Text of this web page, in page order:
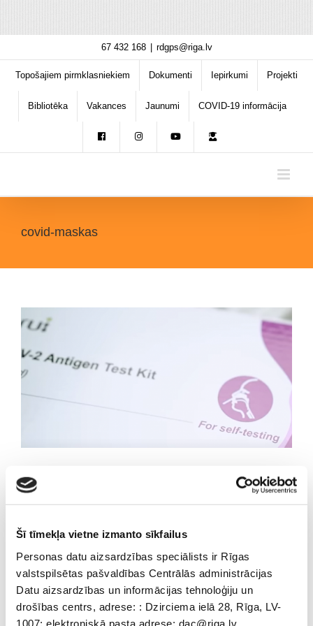
Šī tīmekļa vietne izmanto sīkfailus
Personas datu aizsardzības speciālists ir Rīgas
valstspilsētas pašvaldības Centrālās administrācijas
Datu aizsardzības un informācijas tehnoloģiju un
drošības centrs, adrese: : Dzirciema ielā 28, Rīga, LV-
1007; elektroniskā pasta adrese: dac@riga.lv
content
67 432 168 rdgps@riga.lv
Topošajiem pirmklasniekiem Dokumenti Iepirkumi Projekti
Bibliotēka Vakances Jaunumi COVID-19 informācija
covid-maskas
Antigēna tests